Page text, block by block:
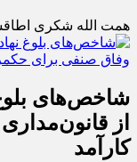
همت الله شکری
شاخص‌های
از
کارآمد